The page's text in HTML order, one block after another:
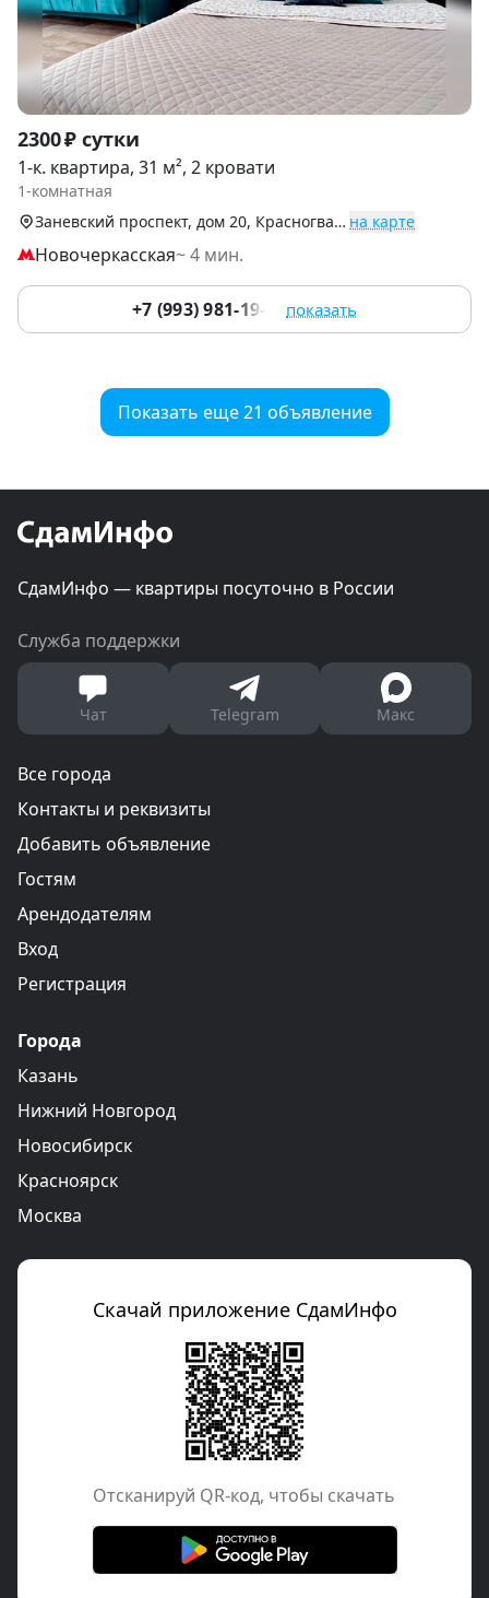
Item
1
of
2300 ₽ сутки
1-к. квартира, 31 м², 2 кровати
1-комнатная
Заневский проспект, дом 20, Красногвардейский р-н на карте
Новочеркасская~ 4 мин.
+7 (993) 981-19-91 показать
Показать еще 21 объявление
СдамИнфо — квартиры посуточно в России
Служба поддержки
Чат Telegram Макс
Все города
Контакты и реквизиты
Добавить объявление
Гостям
Арендодателям
Вход
Регистрация
Города
Казань
Нижний Новгород
Новосибирск
Красноярск
Москва
Скачай приложение СдамИнфо
Отcканируй QR-код, чтобы скачать